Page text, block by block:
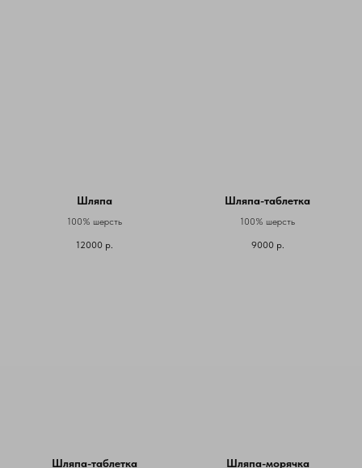
Шляпа
100% шерсть
12000 р.
Шляпа-таблетка
100% шерсть
9000 р.
Шляпа-таблетка Шляпа-морячка